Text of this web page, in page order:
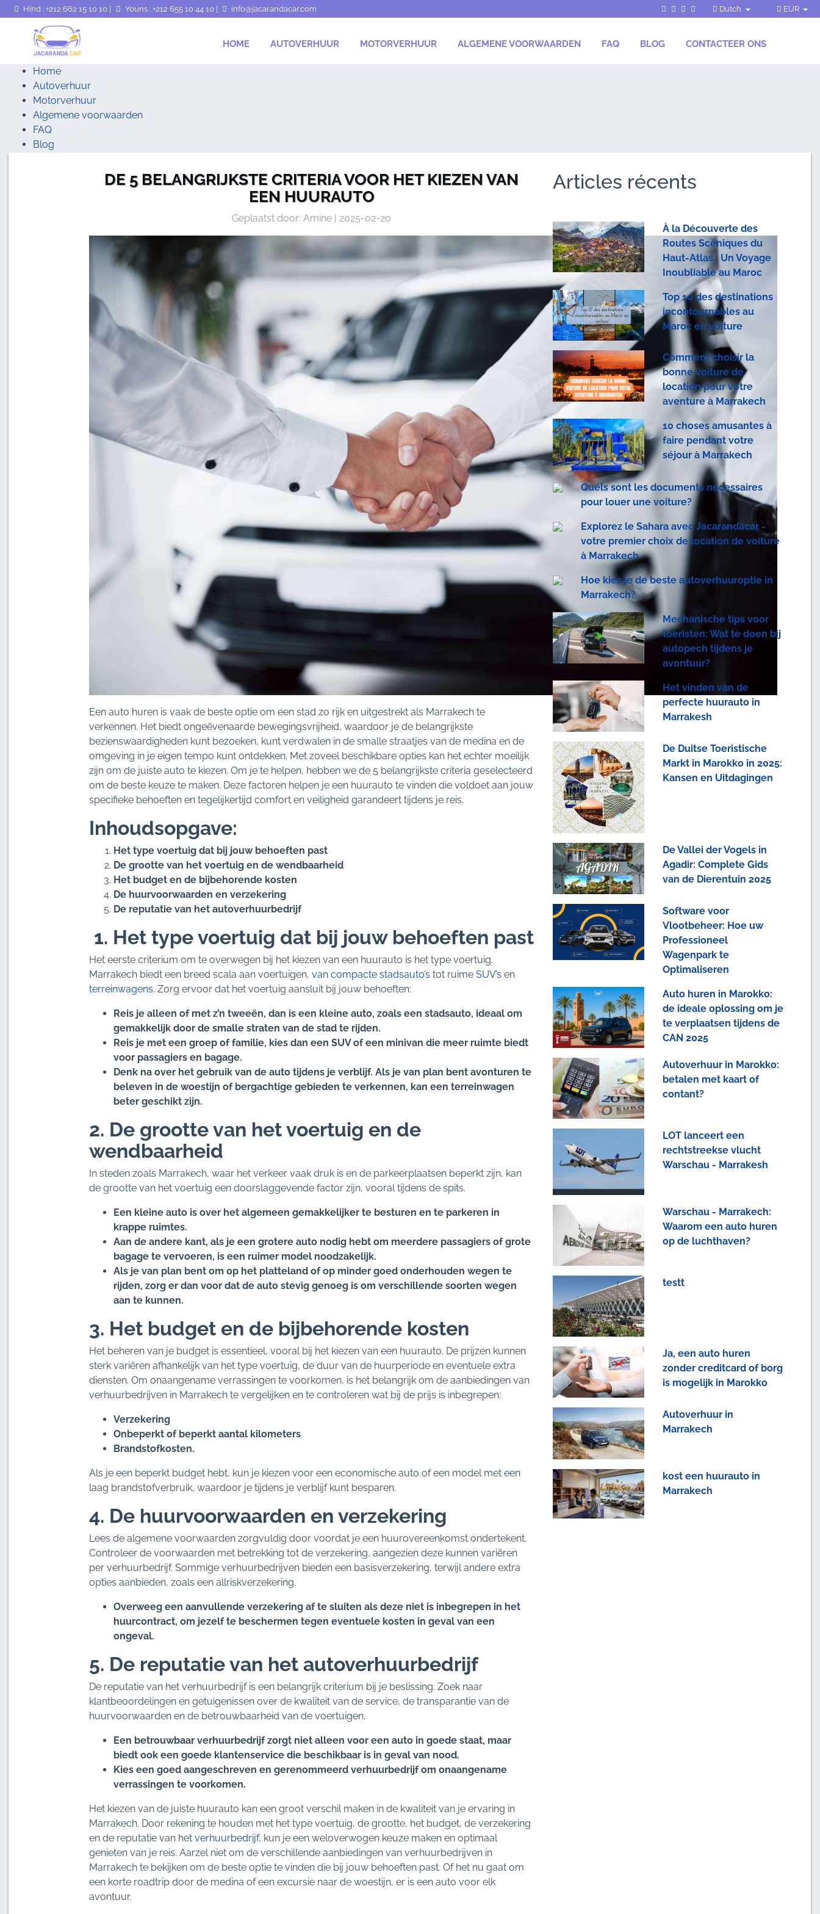
Hind : +212 662 15 10 10 Youns : +212 655 10 44 10 info@jacarandacar.com Dutch EUR
HOME AUTOVERHUUR MOTORVERHUUR ALGEMENE VOORWAARDEN FAQ BLOG CONTACTEER ONS
Home
Autoverhuur
Motorverhuur
Algemene voorwaarden
FAQ
Blog
DE 5 BELANGRIJKSTE CRITERIA VOOR HET KIEZEN VAN
EEN HUURAUTO
Geplaatst door: Amine | 2025-02-20
Een auto huren is vaak de beste optie om een stad zo rijk en uitgestrekt als Marrakech te
verkennen. Het biedt ongeëvenaarde bewegingsvrijheid, waardoor je de belangrijkste
bezienswaardigheden kunt bezoeken, kunt verdwalen in de smalle straatjes van de medina en de
omgeving in je eigen tempo kunt ontdekken. Met zoveel beschikbare opties kan het echter moeilijk
zijn om de juiste auto te kiezen. Om je te helpen, hebben we de 5 belangrijkste criteria geselecteerd
om de beste keuze te maken. Deze factoren helpen je een huurauto te vinden die voldoet aan jouw
specifieke behoeften en tegelijkertijd comfort en veiligheid garandeert tijdens je reis.
Inhoudsopgave:
Het type voertuig dat bij jouw behoeften past
De grootte van het voertuig en de wendbaarheid
Het budget en de bijbehorende kosten
De huurvoorwaarden en verzekering
De reputatie van het autoverhuurbedrijf
1. Het type voertuig dat bij jouw behoeften past
Het eerste criterium om te overwegen bij het kiezen van een huurauto is het type voertuig.
Marrakech biedt een breed scala aan voertuigen, van compacte stadsauto’s tot ruime SUV’s en
terreinwagens. Zorg ervoor dat het voertuig aansluit bij jouw behoeften:
Reis je alleen of met z’n tweeën, dan is een kleine auto, zoals een stadsauto, ideaal om
gemakkelijk door de smalle straten van de stad te rijden.
Reis je met een groep of familie, kies dan een SUV of een minivan die meer ruimte biedt
voor passagiers en bagage.
Denk na over het gebruik van de auto tijdens je verblijf. Als je van plan bent avonturen te
beleven in de woestijn of bergachtige gebieden te verkennen, kan een terreinwagen
beter geschikt zijn.
2. De grootte van het voertuig en de
wendbaarheid
In steden zoals Marrakech, waar het verkeer vaak druk is en de parkeerplaatsen beperkt zijn, kan
de grootte van het voertuig een doorslaggevende factor zijn, vooral tijdens de spits.
Een kleine auto is over het algemeen gemakkelijker te besturen en te parkeren in
krappe ruimtes.
Aan de andere kant, als je een grotere auto nodig hebt om meerdere passagiers of grote
bagage te vervoeren, is een ruimer model noodzakelijk.
Als je van plan bent om op het platteland of op minder goed onderhouden wegen te
rijden, zorg er dan voor dat de auto stevig genoeg is om verschillende soorten wegen
aan te kunnen.
3. Het budget en de bijbehorende kosten
Het beheren van je budget is essentieel, vooral bij het kiezen van een huurauto. De prijzen kunnen
sterk variëren afhankelijk van het type voertuig, de duur van de huurperiode en eventuele extra
diensten. Om onaangename verrassingen te voorkomen, is het belangrijk om de aanbiedingen van
verhuurbedrijven in Marrakech te vergelijken en te controleren wat bij de prijs is inbegrepen:
Verzekering
Onbeperkt of beperkt aantal kilometers
Brandstofkosten.
Als je een beperkt budget hebt, kun je kiezen voor een economische auto of een model met een
laag brandstofverbruik, waardoor je tijdens je verblijf kunt besparen.
4. De huurvoorwaarden en verzekering
Lees de algemene voorwaarden zorgvuldig door voordat je een huurovereenkomst ondertekent.
Controleer de voorwaarden met betrekking tot de verzekering, aangezien deze kunnen variëren
per verhuurbedrijf. Sommige verhuurbedrijven bieden een basisverzekering, terwijl andere extra
opties aanbieden, zoals een allriskverzekering.
Overweeg een aanvullende verzekering af te sluiten als deze niet is inbegrepen in het
huurcontract, om jezelf te beschermen tegen eventuele kosten in geval van een
ongeval.
5. De reputatie van het autoverhuurbedrijf
De reputatie van het verhuurbedrijf is een belangrijk criterium bij je beslissing. Zoek naar
klantbeoordelingen en getuigenissen over de kwaliteit van de service, de transparantie van de
huurvoorwaarden en de betrouwbaarheid van de voertuigen.
Een betrouwbaar verhuurbedrijf zorgt niet alleen voor een auto in goede staat, maar
biedt ook een goede klantenservice die beschikbaar is in geval van nood.
Kies een goed aangeschreven en gerenommeerd verhuurbedrijf om onaangename
verrassingen te voorkomen.
Het kiezen van de juiste huurauto kan een groot verschil maken in de kwaliteit van je ervaring in
Marrakech. Door rekening te houden met het type voertuig, de grootte, het budget, de verzekering
en de reputatie van het verhuurbedrijf, kun je een weloverwogen keuze maken en optimaal
genieten van je reis. Aarzel niet om de verschillende aanbiedingen van verhuurbedrijven in
Marrakech te bekijken om de beste optie te vinden die bij jouw behoeften past. Of het nu gaat om
een korte roadtrip door de medina of een excursie naar de woestijn, er is een auto voor elk
avontuur.
Articles récents
À la Découverte des
Routes Scéniques du
Haut-Atlas : Un Voyage
Inoubliable au Maroc
Top 10 des destinations
incontournables au
Maroc en voiture
Comment choisir la
bonne voiture de
location pour votre
aventure à Marrakech
10 choses amusantes à
faire pendant votre
séjour à Marrakech
Quels sont les documents nécessaires
pour louer une voiture?
Explorez le Sahara avec Jacarandacar -
votre premier choix de location de voiture
à Marrakech
Hoe kies je de beste autoverhuuroptie in
Marrakech?
Mechanische tips voor
toeristen: Wat te doen bij
autopech tijdens je
avontuur?
Het vinden van de
perfecte huurauto in
Marrakesh
De Duitse Toeristische
Markt in Marokko in 2025:
Kansen en Uitdagingen
De Vallei der Vogels in
Agadir: Complete Gids
van de Dierentuin 2025
Software voor
Vlootbeheer: Hoe uw
Professioneel
Wagenpark te
Optimaliseren
Auto huren in Marokko:
de ideale oplossing om je
te verplaatsen tijdens de
CAN 2025
Autoverhuur in Marokko:
betalen met kaart of
contant?
LOT lanceert een
rechtstreekse vlucht
Warschau - Marrakesh
Warschau - Marrakech:
Waarom een auto huren
op de luchthaven?
testt
Ja, een auto huren
zonder creditcard of borg
is mogelijk in Marokko
Autoverhuur in
Marrakech
kost een huurauto in
Marrakech